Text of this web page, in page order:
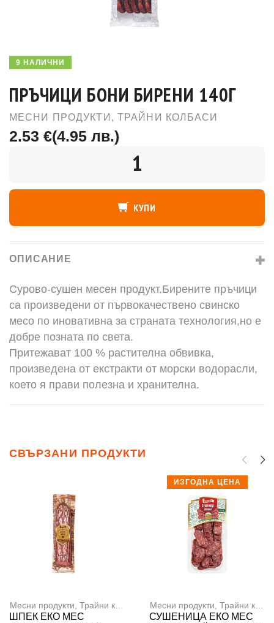
9 НАЛИЧНИ
ПРЪЧИЦИ БОНИ БИРЕНИ 140Г
МЕСНИ ПРОДУКТИ , ТРАЙНИ КОЛБАСИ
2.53 €(4.95 лв.)
КУПИ
ОПИСАНИЕ
Сурово-сушен месен продукт.Бирените пръчици
са произведени от първокачествено свинско
месо по иновативна за страната технология,но е
добре позната по света.
Притежават 100 % растителна обвивка,
произведена от екстракти от морски водорасли,
което я прави полезна и хранителна.
СВЪРЗАНИ ПРОДУКТИ
Месни продукти Трайни колбаси
ШПЕК ЕКО МЕС
ИЗГОДНА ЦЕНА
Месни продукти Трайни колбаси
СУШЕНИЦА ЕКО МЕС